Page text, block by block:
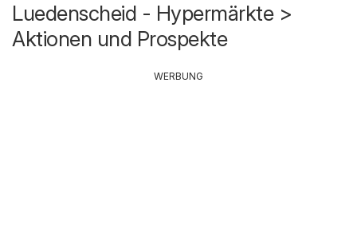
Luedenscheid - Hypermärkte >
Aktionen und Prospekte
WERBUNG